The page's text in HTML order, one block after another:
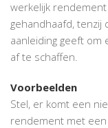
werkelijk
gehandhaafd, tenzij
aanleiding geeft om
af te schaffen.
Voorbeelden
Stel, er komt een
rendement met